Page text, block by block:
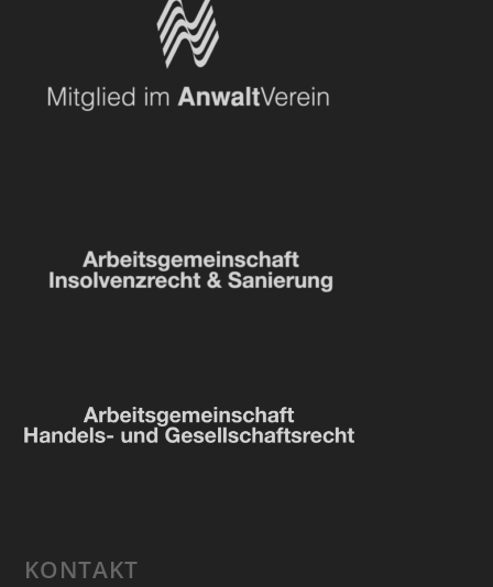
KONTAKT